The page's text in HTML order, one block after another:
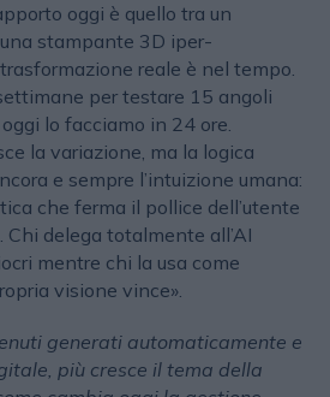
oggi è quello tra un
stampante 3D iper-
reale è nel tempo.
per testare 15 angoli
lo facciamo in 24 ore.
la variazione, ma la logica
e sempre l’intuizione umana:
che ferma il pollice dell’utente
Chi delega totalmente all’AI
mentre chi la usa come
visione vince».
generati automaticamente e
più cresce il tema della